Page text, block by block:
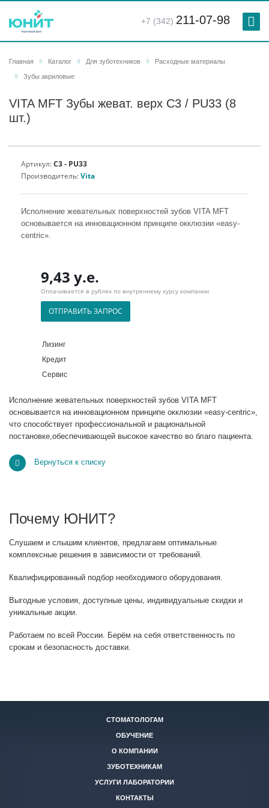
+7 (342) 211-07-98
Главная Каталог Для зуботехников Расходные материалы
Зубы акриловые
VITA MFT Зубы жеват. верх C3 / PU33 (8
шт.)
Артикул:C3 - PU33
Производитель:Vita
Исполнение жевательных поверхностей зубов VITA MFT
основывается на инновационном принципе окклюзии «easy-
centric».
9,43 у.е.
Оплачивается в рублях по внутреннему курсу компании
ОТПРАВИТЬ ЗАПРОС
Лизинг
Кредит
Сервис
Исполнение жевательных поверхностей зубов VITA MFT
основывается на инновационном принципе окклюзии «easy-centric»,
что способствует профессиональной и рациональной
постановке,обеспечивающей высокое качество во благо пациента.
Вернуться к списку
Почему ЮНИТ?
Слушаем и слышим клиентов, предлагаем оптимальные
комплексные решения в зависимости от требований.
Квалифицированный подбор необходимого оборудования.
Выгодные условия, доступные цены, индивидуальные скидки и
уникальные акции.
Работаем по всей России. Берём на себя ответственность по
срокам и безопасность доставки.
СТОМАТОЛОГАМ
ОБУЧЕНИЕ
О КОМПАНИИ
ЗУБОТЕХНИКАМ
УСЛУГИ ЛАБОРАТОРИИ
КОНТАКТЫ